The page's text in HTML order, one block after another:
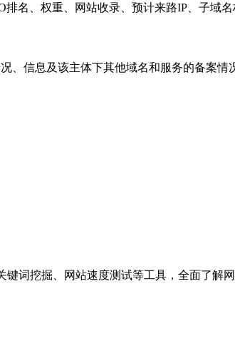
名、权重、网站收录、预计来路IP、子域名
、信息及该主体下其他域名和服务的备案情
词挖掘、网站速度测试等工具，全面了解网